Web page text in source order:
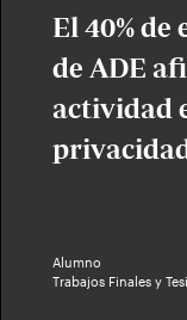
El 40% de
de ADE
actividad
Alumno
Trabajos Finales y